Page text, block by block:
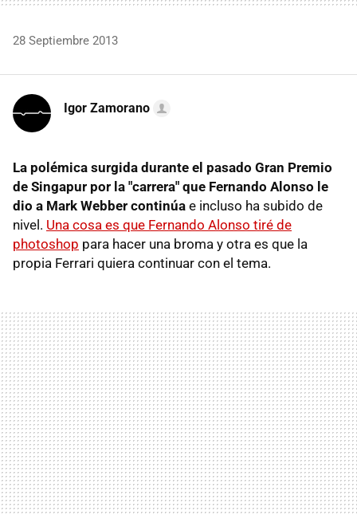
28 Septiembre 2013
Igor Zamorano
La polémica surgida durante el pasado Gran Premio
de Singapur por la "carrera" que Fernando Alonso le
dio a Mark Webber continúa e incluso ha subido de
nivel. Una cosa es que Fernando Alonso tiré de
photoshop para hacer una broma y otra es que la
propia Ferrari quiera continuar con el tema.